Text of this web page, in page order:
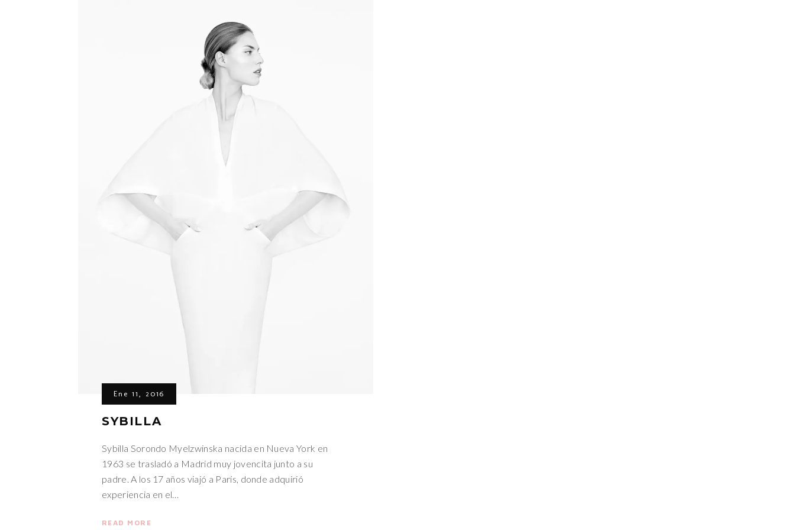
Ene 11, 2016
SYBILLA
Sybilla Sorondo Myelzwinska nacida en Nueva York en
1963 se trasladó a Madrid muy jovencita junto a su
padre. A los 17 años viajó a París, donde adquirió
experiencia en el…
READ MORE